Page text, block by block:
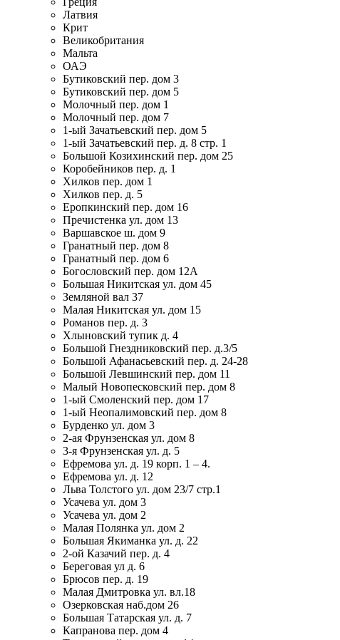
Латвия
Крит
Великобритания
Мальта
ОАЭ
Бутиковский пер. дом 3
Бутиковский пер. дом 5
Молочный пер. дом 1
Молочный пер. дом 7
1-ый Зачатьевский пер. дом 5
1-ый Зачатьевский пер. д. 8 стр. 1
Большой Козихинский пер. дом 25
Коробейников пер. д. 1
Хилков пер. дом 1
Хилков пер. д. 5
Еропкинский пер. дом 16
Пречистенка ул. дом 13
Варшавское ш. дом 9
Гранатный пер. дом 8
Гранатный пер. дом 6
Богословский пер. дом 12А
Большая Никитская ул. дом 45
Земляной вал 37
Малая Никитская ул. дом 15
Романов пер. д. 3
Хлыновский тупик д. 4
Большой Гнездниковский пер. д.3/5
Большой Афанасьевский пер. д. 24-28
Большой Левшинский пер. дом 11
Малый Новопесковский пер. дом 8
1-ый Смоленский пер. дом 17
1-ый Неопалимовский пер. дом 8
Бурденко ул. дом 3
2-ая Фрунзенская ул. дом 8
3-я Фрунзенская ул. д. 5
Ефремова ул. д. 19 корп. 1 – 4.
Ефремова ул. д. 12
Льва Толстого ул. дом 23/7 стр.1
Усачева ул. дом 3
Усачева ул. дом 2
Малая Полянка ул. дом 2
Большая Якиманка ул. д. 22
2-ой Казачий пер. д. 4
Береговая ул д. 6
Брюсов пер. д. 19
Малая Дмитровка ул. вл.18
Озерковская наб.дом 26
Большая Татарская ул. д. 7
Капранова пер. дом 4